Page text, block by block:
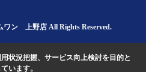
ワン 上野店 All Rights Reserved.
状況把握、サービス向上検討を目的と
います。